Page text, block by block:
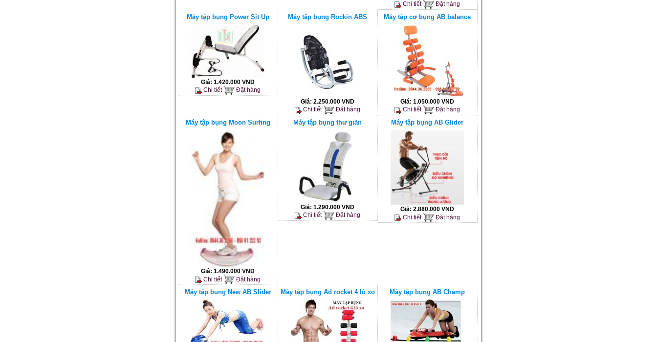
Chi tiết
Đặt hàng
Máy tập bụng Power Sit Up
Giá: 1.420.000 VND
Chi tiết
Đặt hàng
Máy tập bụng Rockin ABS
Giá: 2.250.000 VND
Chi tiết
Đặt hàng
Máy tập cơ bụng AB balance
Giá: 1.050.000 VND
Chi tiết
Đặt hàng
Máy tập bụng Moon Surfing
Giá: 1.490.000 VND
Chi tiết
Đặt hàng
Máy tập bụng thư giãn
Giá: 1.290.000 VND
Chi tiết
Đặt hàng
Máy tập bụng AB Glider
Giá: 2.880.000 VND
Chi tiết
Đặt hàng
Máy tập bụng New AB Slider Máy tập bụng Ad rocket 4 lò xo Máy tập bụng AB Champ